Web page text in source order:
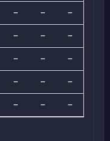
- - -
- - -
- - -
- - -
- - -